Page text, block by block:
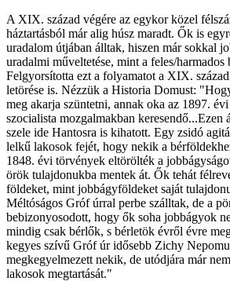
A XIX. század végére az egykor közel
háztartásból már alig húsz maradt. Ők is
uradalom útjában álltak, hiszen már sokkal
uradalmi műveltetése, mint a feles/harmados
Felgyorsította ezt a folyamatot a XIX.
letörése is. Nézzük a Historia Domust:
meg akarja szüntetni, annak oka az 1897.
szocialista mozgalmakban keresendő...Ezen
szele ide Hantosra is kihatott. Egy zsidó
lelkű lakosok fejét, hogy nekik a
1848. évi törvények eltörölték a
örök tulajdonukba mentek át. Ők tehát
földeket, mint jobbágyföldeket saját
Méltóságos Gróf úrral perbe szálltak, de a
bebizonyosodott, hogy ők soha jobbágyok
mindig csak bérlők, s bérletök évről évre
kegyes szívű Gróf úr idősebb Zichy
megkegyelmezett nekik, de utódjára már
lakosok megtartását."